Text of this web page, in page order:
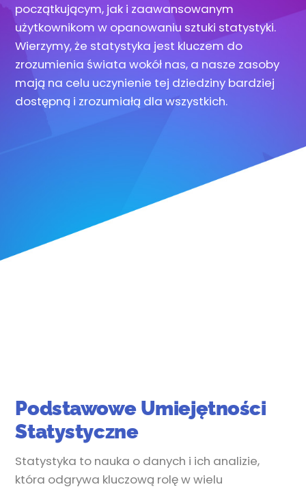
początkującym, jak i zaawansowanym
użytkownikom w opanowaniu sztuki statystyki.
Wierzymy, że statystyka jest kluczem do
zrozumienia świata wokół nas, a nasze zasoby
mają na celu uczynienie tej dziedziny bardziej
dostępną i zrozumiałą dla wszystkich.
Podstawowe Umiejętności
Statystyczne
Statystyka to nauka o danych i ich analizie,
która odgrywa kluczową rolę w wielu